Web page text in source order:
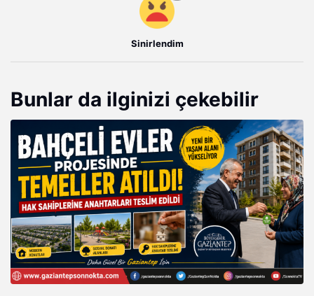
Sinirlendim
Bunlar da ilginizi çekebilir